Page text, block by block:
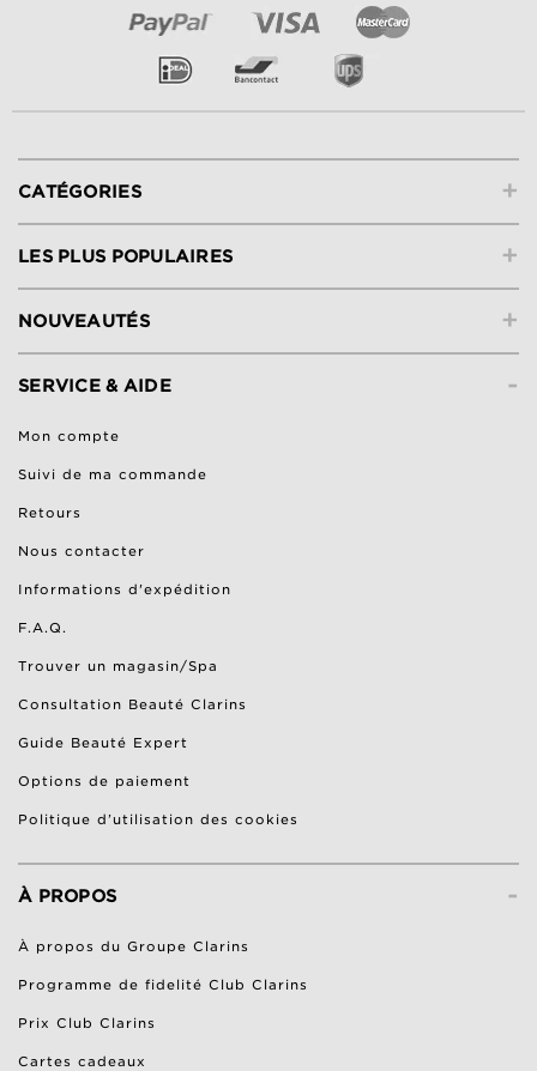
+
CATÉGORIES
+
LES PLUS POPULAIRES
+
NOUVEAUTÉS
-
SERVICE & AIDE
Mon compte
Suivi de ma commande
Retours
Nous contacter
Informations d'expédition
F.A.Q.
Trouver un magasin/Spa
Consultation Beauté Clarins
Guide Beauté Expert
Options de paiement
Politique d’utilisation des cookies
-
À PROPOS
À propos du Groupe Clarins
Programme de fidelité Club Clarins
Prix Club Clarins
Cartes cadeaux